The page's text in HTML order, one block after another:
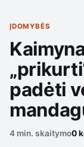
ĮDOMYBĖS
padėti
4 min. skaitymo0